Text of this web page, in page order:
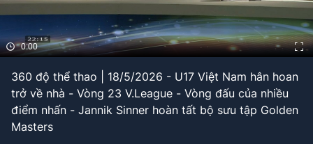
Sự kiện
Bóng đá
Thể thao Điện tử
Các môn khác
0:00
360 độ thể thao | 18/5/2026 - U17 Việt Nam hân hoan
trở về nhà - Vòng 23 V.League - Vòng đấu của nhiều
điểm nhấn - Jannik Sinner hoàn tất bộ sưu tập Golden
Masters